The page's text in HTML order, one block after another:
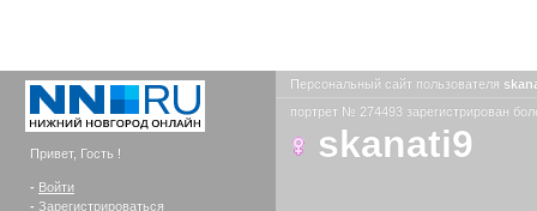
Привет, Гость !
- Войти
- Зарегистрироваться
Персональный сайт пользователя
портрет № 274493 зарегистрирован
skanati9